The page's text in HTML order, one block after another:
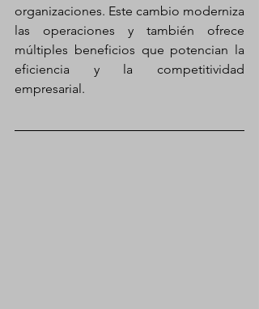
organizaciones. Este cambio moderniza
las operaciones y también ofrece
múltiples beneficios que potencian la
eficiencia y la competitividad
empresarial.